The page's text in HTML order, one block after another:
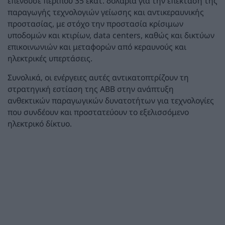
παραγωγής τεχνολογιών γείωσης και αντικεραυνικής
προστασίας, με στόχο την προστασία κρίσιμων
υποδομών και κτιρίων, data centers, καθώς και δικτύων
επικοινωνιών και μεταφορών από κεραυνούς και
ηλεκτρικές υπερτάσεις.
Συνολικά, οι ενέργειες αυτές αντικατοπτρίζουν τη
στρατηγική εστίαση της ABB στην ανάπτυξη
ανθεκτικών παραγωγικών δυνατοτήτων για τεχνολογίες
που συνδέουν και προστατεύουν το εξελισσόμενο
ηλεκτρικό δίκτυο.